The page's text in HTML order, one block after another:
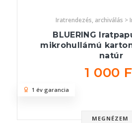
Iratrendezés, archiválás >
BLUERING
mikrohullámú
natúr
1 000
MEGNÉZEM
1 év garancia